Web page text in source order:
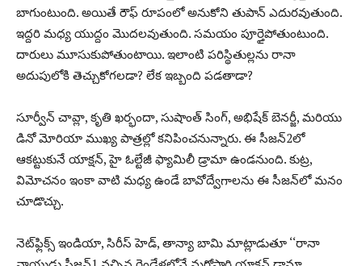
బాగుంటుంది. అయితే రౌఫ్ రూపంలో అనుకోని తుపాన్ ఎదుర‌వుతుంది.
ఇద్ద‌రి మ‌ధ్య యుద్దం మొద‌ల‌వుతుంది. స‌మ‌యం పూర్తైపోతుంటుంది.
దారులు మూసుకుపోతుంటాయి. ఇలాంటి ప‌రిస్థితుల్ల‌ను రానా
అదుపులోకి తెచ్చుకోగ‌ల‌డా? లేక ఇబ్బంది ప‌డ‌తాడా?
సూర్వీన్ చావ్లా, కృతి ఖర్భందా, సుషాంత్ సింగ్, అభిషేక్ బెనర్జీ, మరియు
డినో మోరియా ముఖ్య పాత్రల్లో కనిపించనున్నారు. ఈ సీజ‌న్‌2లో
ఆక‌ట్టుకునే యాక్ష‌న్‌, హై ఓల్టేజీ ఫ్యామిలీ డ్రామా ఉండ‌నుంది. కుట్ర‌,
విమోచ‌నం ఇంకా వాటి మ‌ధ్య ఉండే బావోద్వేగాల‌ను ఈ సీజ‌న్‌లో మ‌నం
చూడొచ్చు.
నెట్‌ఫ్లిక్స్ ఇండియా, సిరీస్ హెడ్‌, తాన్యా బామి మాట్లాడుతూ ‘‘రానా